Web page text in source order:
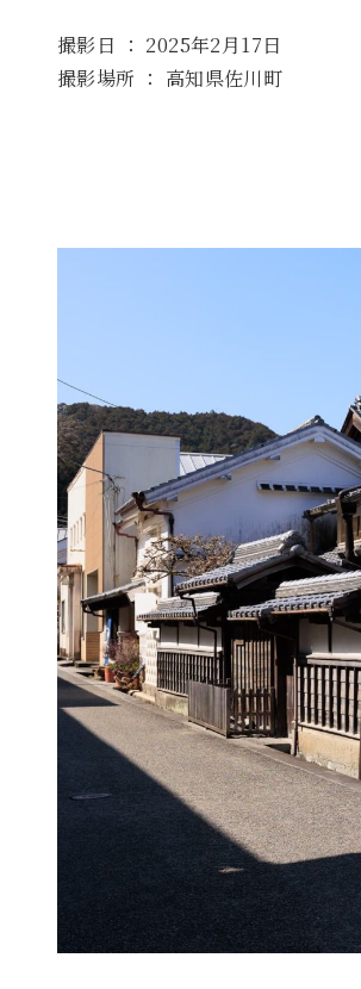
撮影日 ： 2025年2月17日
撮影場所 ： 高知県佐川町